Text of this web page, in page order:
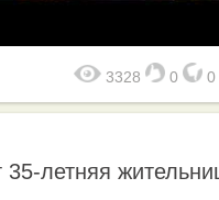
3328 0 0
35-летняя